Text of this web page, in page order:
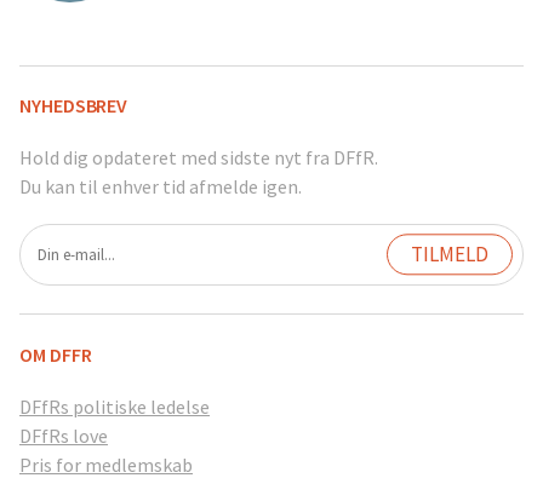
NYHEDSBREV
Hold dig opdateret med sidste nyt fra DFfR.
Du kan til enhver tid afmelde igen.
OM DFFR
DFfRs politiske ledelse
DFfRs love
Pris for medlemskab